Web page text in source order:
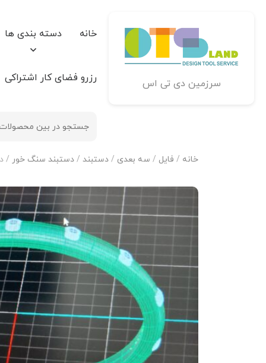
سرزمین دی تی اس
خانه دسته بندی ها
رزرو فضای کار اشتراکی
خانه / فایل / سه بعدی / دستبند / دستبند سنگ خور /